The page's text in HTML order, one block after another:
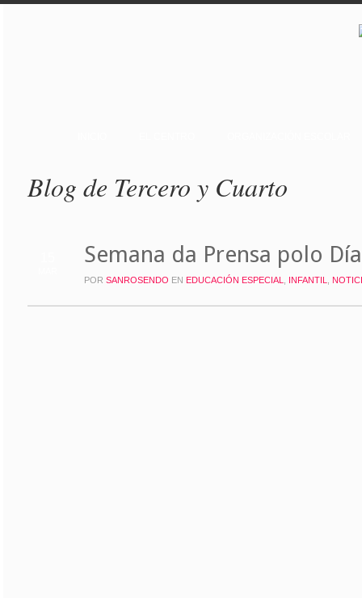
Blog de Tercero y Cuarto
Semana da Prensa polo
POR SANROSENDO EN EDUCACIÓN ESPECIAL INFANTIL